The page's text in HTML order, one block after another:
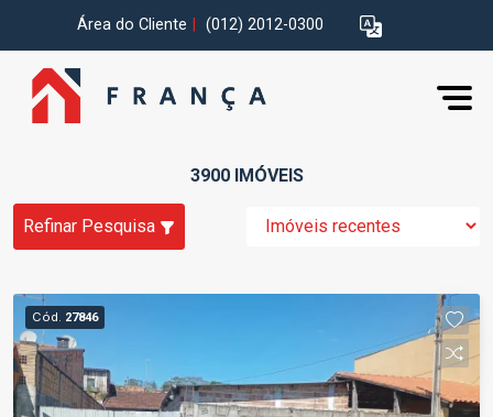
Área do Cliente (012) 2012-0300
3900 IMÓVEIS
Refinar Pesquisa
Cód. 27846